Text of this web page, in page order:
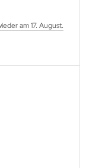
am 17. August.